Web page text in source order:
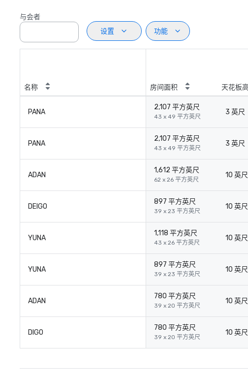
与会者
设置
功能
名称 房间面积 天花板
PANA
2,107 平方英尺
43 x 49 平方英尺
3 英尺
PANA
2,107 平方英尺
43 x 49 平方英尺
3 英尺
ADAN
1,612 平方英尺
62 x 26 平方英尺
10 英尺
DEIGO
897 平方英尺
39 x 23 平方英尺
10 英尺
YUNA
1,118 平方英尺
43 x 26 平方英尺
10 英尺
YUNA
897 平方英尺
39 x 23 平方英尺
10 英尺
ADAN
780 平方英尺
39 x 20 平方英尺
10 英尺
DIGO
780 平方英尺
39 x 20 平方英尺
10 英尺